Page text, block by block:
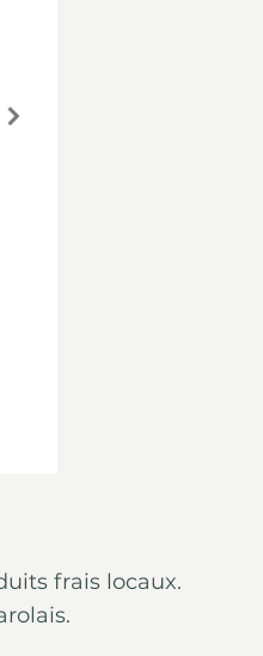
frais locaux.